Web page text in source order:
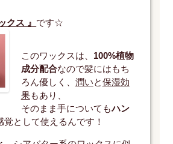
クス 』 です☆
このワックスは、 100%植物
成分配合なので髪にはもち
ろん優しく、 潤いと保湿効
果もあり、
そのまま手についてもハン
覚として使えるんです！